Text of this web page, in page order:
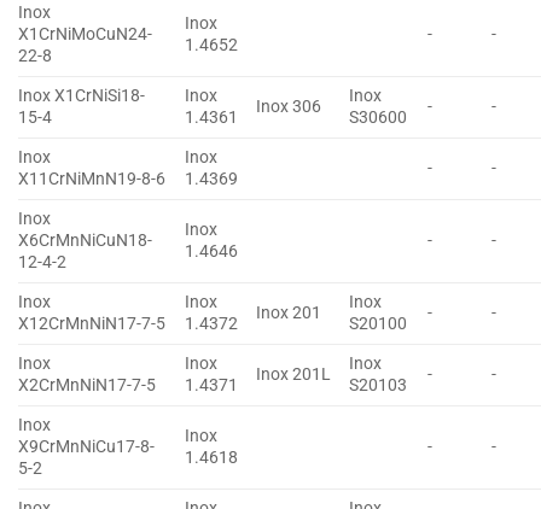
Inox
X1CrNiMoCuN24-
22-8
Inox
1.4652
- -
Inox X1CrNiSi18-
15-4
Inox
1.4361
Inox 306
Inox
S30600
- -
Inox
X11CrNiMnN19-8-6
Inox
1.4369
- -
Inox
X6CrMnNiCuN18-
12-4-2
Inox
1.4646
- -
Inox
X12CrMnNiN17-7-5
Inox
1.4372
Inox 201
Inox
S20100
- -
Inox
X2CrMnNiN17-7-5
Inox
1.4371
Inox 201L
Inox
S20103
- -
Inox
X9CrMnNiCu17-8-
5-2
Inox
1.4618
- -